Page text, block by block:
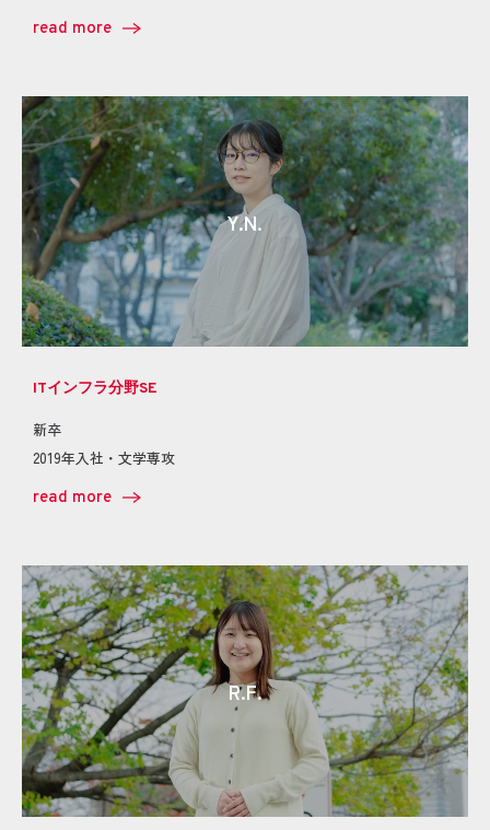
read more
Y.N.
ITインフラ分野SE
新卒
2019年入社・文学専攻
read more
R.F.